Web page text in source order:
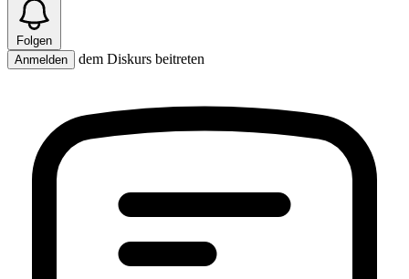
Folgen
Anmelden
dem Diskurs beitreten